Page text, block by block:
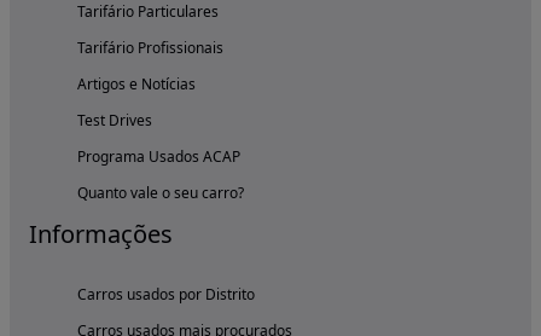
Tarifário Particulares
Tarifário Profissionais
Artigos e Notícias
Test Drives
Programa Usados ACAP
Quanto vale o seu carro?
Informações
Carros usados por Distrito
Carros usados mais procurados